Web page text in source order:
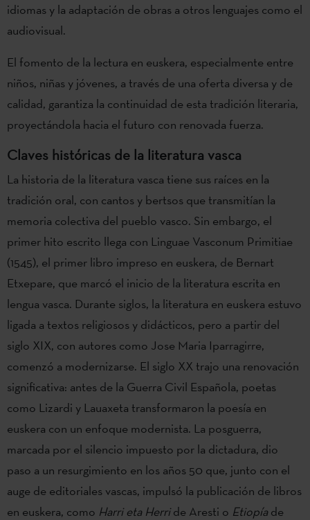
idiomas y la adaptación de obras a otros lenguajes como el
audiovisual.
El fomento de la lectura en euskera, especialmente entre
niños, niñas y jóvenes, a través de una oferta diversa y de
calidad, garantiza la continuidad de esta tradición literaria,
proyectándola hacia el futuro con renovada fuerza.
Claves históricas de la literatura vasca
La historia de la literatura vasca tiene sus raíces en la
tradición oral, con cantos y bertsos que transmitían la
memoria colectiva del pueblo vasco. Sin embargo, el
primer hito escrito llega con Linguae Vasconum Primitiae
(1545), el primer libro impreso en euskera, de Bernart
Etxepare, que marcó el inicio de la literatura escrita en
lengua vasca. Durante siglos, la literatura en euskera estuvo
ligada a textos religiosos y didácticos, pero a partir del
siglo XIX, con autores como Jose Maria Iparragirre,
comenzó a modernizarse. El siglo XX trajo una renovación
significativa: antes de la Guerra Civil Española, poetas
como Lizardi y Lauaxeta transformaron la poesía en
euskera con un enfoque modernista. La posguerra,
marcada por el silencio impuesto por la dictadura, dio
paso a un resurgimiento en los años 50 que, junto con el
auge de editoriales vascas, impulsó la publicación de libros
en euskera, como Harri eta Herride Aresti o Etiopíade